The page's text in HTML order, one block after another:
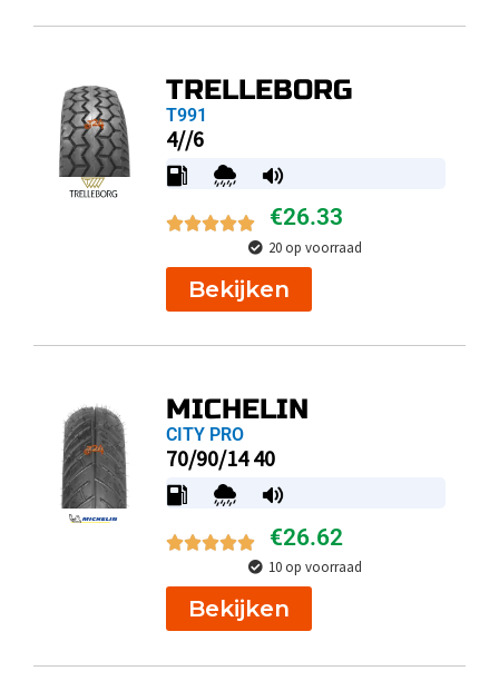
TRELLEBORG
T991
4//6
€26.33
20 op voorraad
Bekijken
MICHELIN
CITY PRO
70/90/14 40
€26.62
10 op voorraad
Bekijken